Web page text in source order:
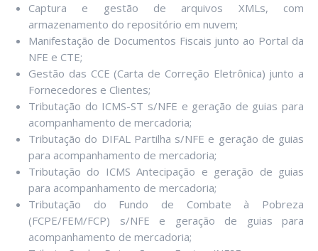
Captura e gestão de arquivos XMLs, com
armazenamento do repositório em nuvem;
Manifestação de Documentos Fiscais junto ao Portal da
NFE e CTE;
Gestão das CCE (Carta de Correção Eletrônica) junto a
Fornecedores e Clientes;
Tributação do ICMS-ST s/NFE e geração de guias para
acompanhamento de mercadoria;
Tributação do DIFAL Partilha s/NFE e geração de guias
para acompanhamento de mercadoria;
Tributação do ICMS Antecipação e geração de guias
para acompanhamento de mercadoria;
Tributação do Fundo de Combate à Pobreza
(FCPE/FEM/FCP) s/NFE e geração de guias para
acompanhamento de mercadoria;